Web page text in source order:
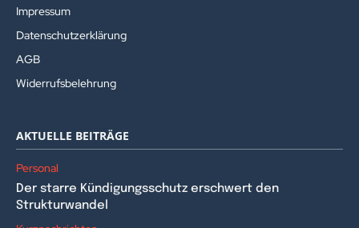
Impressum
Datenschutzerklärung
AGB
Widerrufsbelehrung
AKTUELLE BEITRÄGE
Personal
Der starre Kündigungsschutz erschwert den
Strukturwandel